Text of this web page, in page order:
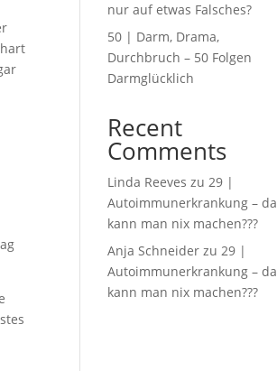
nur auf etwas Falsches?
50 | Darm, Drama,
Durchbruch – 50 Folgen
Darmglücklich
Recent
Comments
Linda Reeves zu29 |
Autoimmunerkrankung – da
kann man nix machen???
Anja Schneider zu29 |
Autoimmunerkrankung – da
kann man nix machen???